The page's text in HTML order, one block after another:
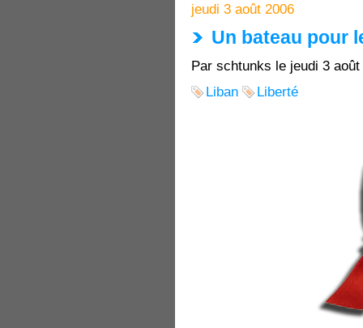
jeudi 3 août 2006
Un bateau pour
Par schtunks le jeudi 3
Liban
Liberté